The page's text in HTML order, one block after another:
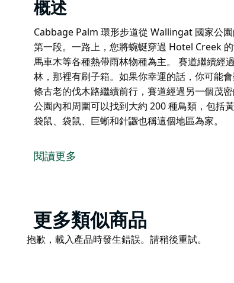
概述
Cabbage Palm 環形步道從 Wallingat 國家公
第一段。一路上，您將蜿蜒穿過 Hotel Creek
馬車木等各種熱帶雨林物種為主。 賽道繼續經
林，那裡有刷子箱。如果你幸運的話，你可能
條古老的伐木路繼續前行，賽道經過另一個茂
公園內和周圍可以找到大約 200 種鳥類，包括
袋鼠、袋鼠、巨蜥和針鼴也稱這個地區為家。
第一段。一路上，您將蜿蜒穿過 Hotel Creek
馬車木等各種熱帶雨林物種為主。
過另一個茂密的白菜樹棕櫚樹冠，然後出現在
公園內和周圍可以找到大約 200 種鳥類，包括
閱讀更多
Product
List
更多類似商品
Product
抱歉，載入產品時發生錯誤。請稍後重試。